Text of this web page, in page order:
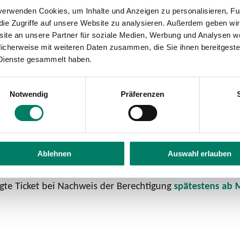
Cookies, um Inhalte und Anzeigen zu personalisieren,
Zugriffe auf unsere Website zu analysieren. Außerdem geben
an unsere Partner für soziale Medien, Werbung und Analysen
mit weiteren Daten zusammen, die Sie ihnen
gesammelt haben.
Notwendig
Präferenzen
Ablehnen Auswahl erlauben
„Das Deutschlandticket sozial verbindet die Vorteile
bereits seit vielen Jahren aus dem Verbundtarif
den Nahverkehr nutzen. Das bietet die Chance,
berechtigt sind Empfänger*innen von
Berechtigte können das
Berechtigungsnachweis (Köln-Pass, Bonn-
eingereicht werden. Zudem muss der/die Ticket-
in dem der Berechtigungsnachweis gültig ist. Es
von Personen oder einem Fahrrad ist nicht
Das Deutschlandticket sozial kann
Ticket bei Nachweis der Berechtigungspätestens ab